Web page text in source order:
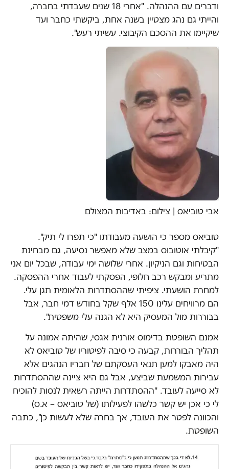
ודברים עם ההנהלה. "אחרי 18 שנים שעבדתי בחברה,
והייתי גם נהג מצטיין בשנה אחת, ביקשתי כחבר ועד
שיקיימו את ההסכם הקיבוצי. עשיתי רעש".
אבי טוביאס | צילום: באדיבות המצולם
טוביאס מספר כי הושעה מעבודתו "כי תפרו לי תיק".
"קיבלתי אוטובוס במצב שלא מאפשר נסיעה, גם מבחינת
הבטיחות וגם הניקיון. אחרי שלושה ימי עבודה, שבכל יום אני
מתריע ומבקש רכב חלופי, הפסקתי לעבוד אחרי ההפסקה.
למחרת הושעתי. ציפיתי שההסתדרות הלאומית תגן עלי.
הם מרוויחים עלינו 150 אלף שקל בחודש דמי חבר, אבל
בבוררות מול המעסיק היא לא הגנה עלי משפטית".
אמנם השופטת בדימוס אורנית אגסי, שהיתה אמונה על
תהליך הבוררות, קבעה כי סיבה לפיטוריו של טוביאס לא
היה מאבקו למען תנאי העסקתם של חבריו הנהגים אלא
עבירות המשמעת שביצע, אבל גם היא ציינה שההסתדרות
לא סייעה לעובד. "ההסתדרות הייתה רשאית לנסות להוכיח
לי כי אכן יש קשר כלשהו לפעילותו (של טוביאס – א.ס)
והכוונה לפטר את העובד, אך בחרה שלא לעשות כן", כתבה
השופטת.